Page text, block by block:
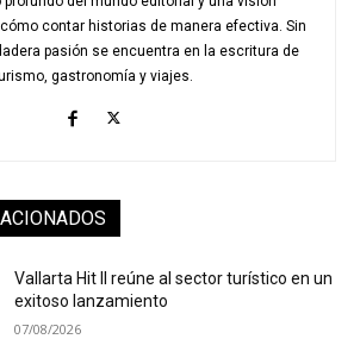
contar historias de manera efectiva. Sin
pasión se encuentra en la escritura de
gastronomía y viajes.
Vallarta Hit II reúne al sector turístico en un
exitoso lanzamiento
07/08/2026